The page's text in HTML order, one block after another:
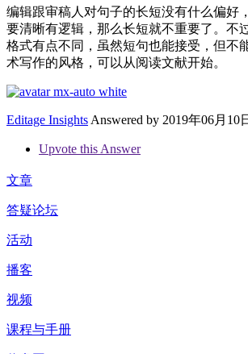
编辑跟审稿人对句子的长短没有什么偏好
要清晰有逻辑，那么长短就不重要了。不
格式有点不同，虽然短句也能接受，但不
术写作的风格，可以从阅读文献开始。
Editage Insights Answered by 2019年06月10
Upvote this Answer
文章
答疑论坛
活动
播客
视频
课程与手册